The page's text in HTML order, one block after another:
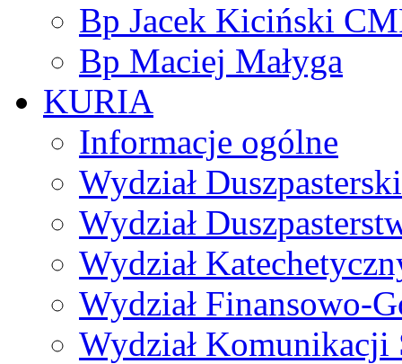
Bp Jacek Kiciński
Bp Maciej Małyga
KURIA
Informacje ogólne
Wydział Duszpasterski
Wydział
Wydział
Wydział Finansowo-
Wydział Komunikacji